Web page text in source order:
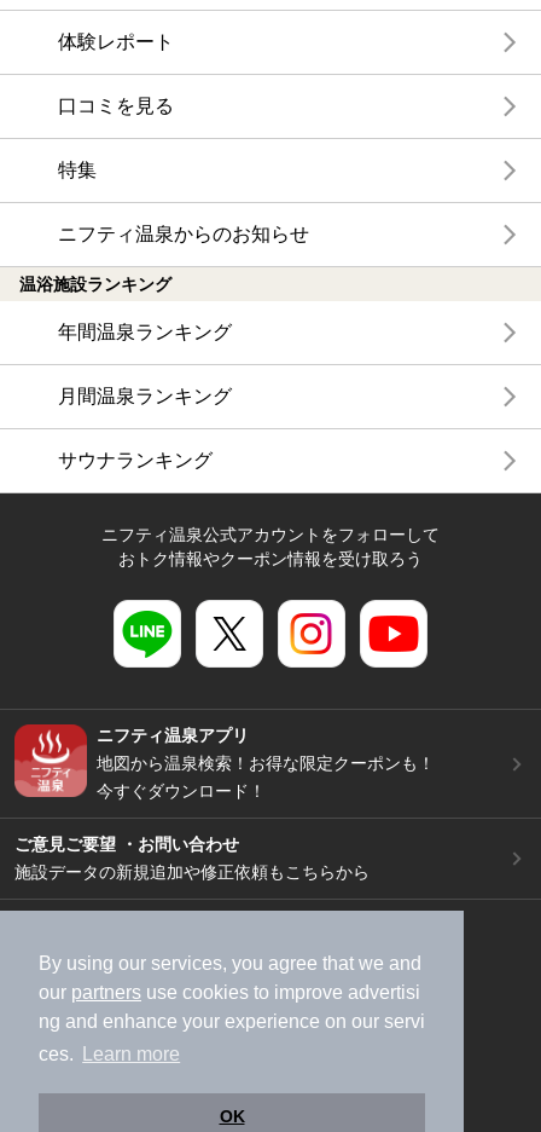
By using our services, you agree that we and
our partners use cookies to improve advertisi
ng and enhance your experience on our servi
ces.
Learn more
OK
体験レポート
口コミを見る
特集
ニフティ温泉からのお知らせ
温浴施設ランキング
年間温泉ランキング
月間温泉ランキング
サウナランキング
ニフティ温泉公式アカウントをフォローして
おトク情報やクーポン情報を受け取ろう
ニフティ温泉アプリ
地図から温泉検索！お得な限定クーポンも！
今すぐダウンロード！
ご意見ご要望 ・お問い合わせ
施設データの新規追加や修正依頼もこちらから
加盟店募集（資料請求）
広告出稿のご案内
利用規約
ライフスタイルMEMBERS+規約
特定商取引法に基づく表記
ヘルプ
採用情報
運営会社